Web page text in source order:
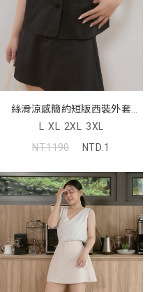
絲滑涼感簡約短版西裝外套
MISS
L XL 2XL 3XL
NT.1190
NTD.1